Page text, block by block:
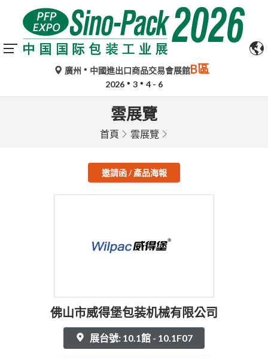
廣州 中國進出口商品交易會展館B區
2026 3 4 - 6
雲展覽
首頁 雲展覽
邀請函 / 產品海報
佛山市威得堡包装机械有限公司
展台號: 10.1館 - 10.1F07